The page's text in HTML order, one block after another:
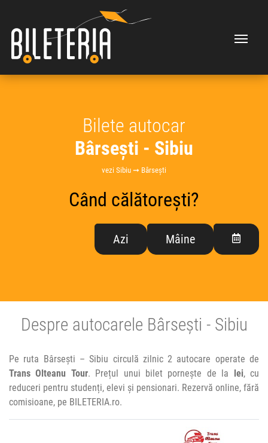
Bilete autocar
Bârsești - Sibiu
vezi Sibiu ➞ Bârsești
Când călătorești?
Azi Mâine
Despre autocarele Bârsești - Sibiu
Pe ruta Bârsești – Sibiu circulă zilnic 2 autocare operate de
Trans Olteanu Tour. Prețul unui bilet pornește de la lei, cu
reduceri pentru studenți, elevi și pensionari. Rezervă online, fără
comisioane, pe BILETERIA.ro.